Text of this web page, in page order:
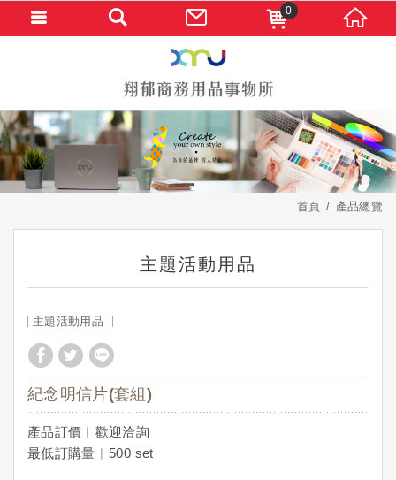
首頁 產品總覽
主題活動用品
主題活動用品
紀念明信片(套組)
產品訂價︱歡迎洽詢
最低訂購量︱500 set
0